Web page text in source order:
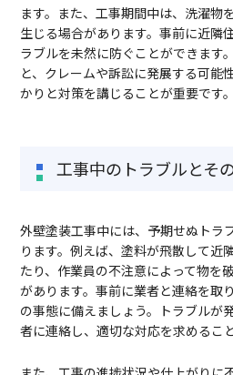
ます。また、工事期間中は、洗濯物
生じる場合があります。事前に近隣
ラブルを未然に防ぐことができます
と、クレームや訴訟に発展する可能
かりと対策を講じることが重要です。
工事中のトラブルとそ
外壁塗装工事中には、予期せぬトラ
ります。例えば、塗料が飛散して近
たり、作業員の不注意によって物を
があります。事前に業者と連絡を取
の事態に備えましょう。トラブルが
者に連絡し、適切な対応を求めるこ